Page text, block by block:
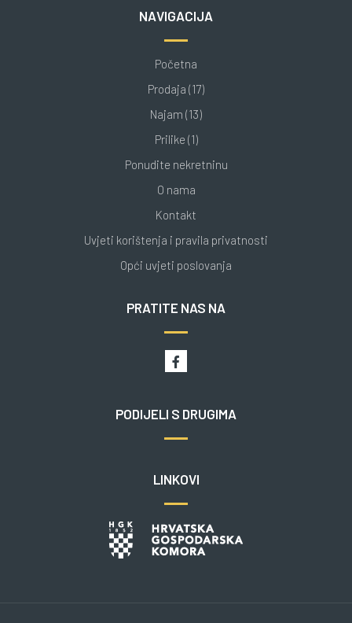
NAVIGACIJA
Početna
Prodaja (17)
Najam (13)
Prilike (1)
Ponudite nekretninu
O nama
Kontakt
Uvjeti korištenja i pravila privatnosti
Opći uvjeti poslovanja
PRATITE NAS NA
PODIJELI S DRUGIMA
LINKOVI